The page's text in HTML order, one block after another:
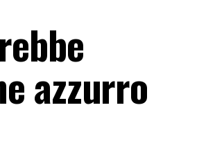
azzurro